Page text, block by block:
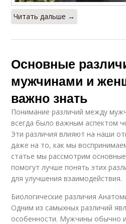
Читать дальше →
Основные
мужчинами и
важно знать
Понимание различий между
всегда было важным аспектом
Эти различия влияют на наши
даже на то, как мы
статье мы рассмотрим
помогут лучше понять этих
для улучшения взаимодействия.
Биологические различия
Одним из самыхных различий
особенности. Мужчины обычно